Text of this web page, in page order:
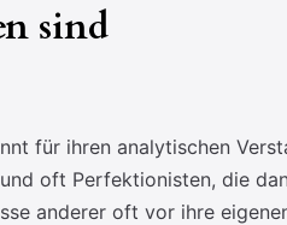
sind
für ihren analytischen
oft Perfektionisten, die
anderer oft vor ihre